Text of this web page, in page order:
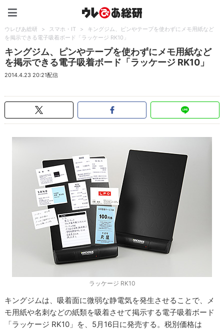
ウレぴあ総研 > スマホ・IT >
キングジム、ピンやテープを使わずにメモ用紙など
を掲示できる電子吸着ボード「ラッケージ RK10」
キングジム、ピンやテープを使わずにメモ用紙など
を掲示できる電子吸着ボード「ラッケージ RK10」
2014.4.23 20:21配信
ラッケージ RK10
キングジムは、吸着面に微弱な静電気を発生させることで、メ
モ用紙や名刺などの紙類を吸着させて掲示する電子吸着ボード
「ラッケージ RK10」を、5月16日に発売する。税別価格は